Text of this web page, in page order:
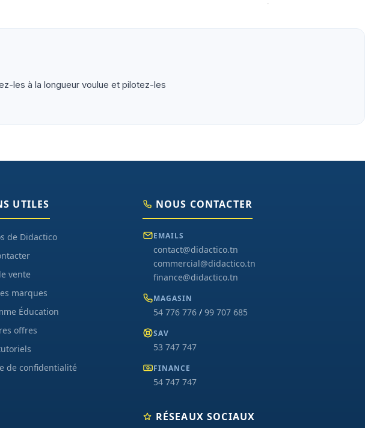
et modules (température, distance, WiFi, LoRa, GSM), robotique
les à la longueur voulue et pilotez-les
UTILES
de Didactico
vente
marques
Éducation
offres
de confidentialité
NOUS CONTACTER
EMAILS
contact@didactico.tn
commercial@didactico.tn
finance@didactico.tn
MAGASIN
54 776 776/ 99 707 685
SAV
53 747 747
FINANCE
54 747 747
RÉSEAUX SOCIAUX